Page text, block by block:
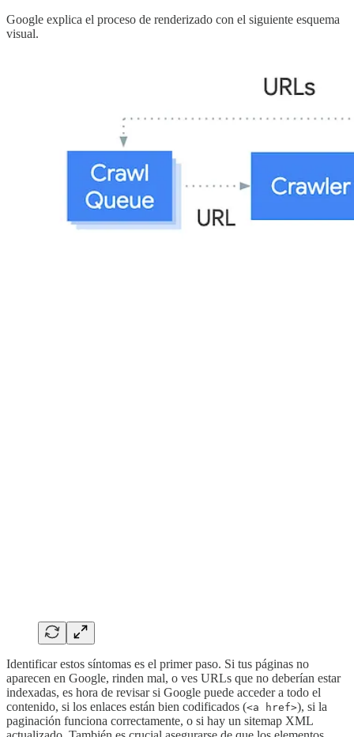
Google explica el proceso de renderizado con el siguiente esquema
visual.
Identificar estos síntomas es el primer paso. Si tus páginas no
aparecen en Google, rinden mal, o ves URLs que no deberían estar
indexadas, es hora de revisar si Google puede acceder a todo el
contenido, si los enlaces están bien codificados (<a href>), si la
paginación funciona correctamente, o si hay un sitemap XML